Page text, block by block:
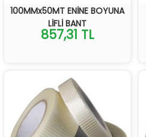
100MMx50MT ENİNE BOYUNA
LİFLİ BANT
857,31 TL